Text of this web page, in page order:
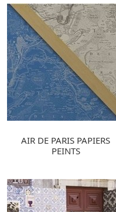
AIR DE PARIS PAPIERS
PEINTS